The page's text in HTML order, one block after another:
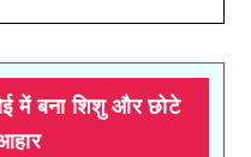
में बना शिशु और छोटे